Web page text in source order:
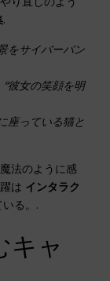
.
をサイバーパン
“彼女の笑顔を明
座っている猫と
法のように感
は インタラク
る。.
キャ